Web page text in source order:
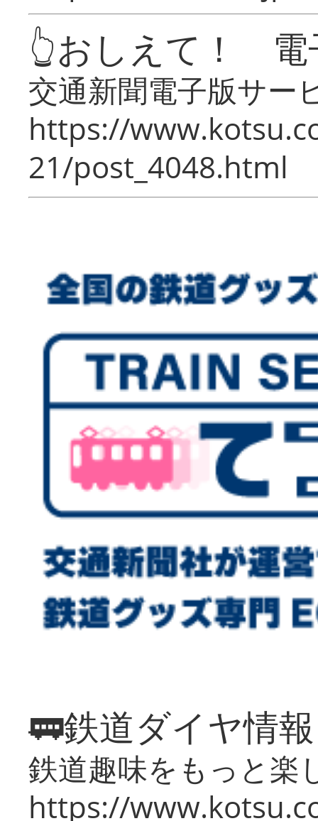
👆おしえて！ 電
交通新聞電子版サー
https://
21/post_4048.html
🚃鉄道ダイヤ情
鉄道趣味をもっと楽
https://